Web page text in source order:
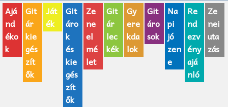
AJÁNDÉK ÖTLETEK
Vicces
GITÁR MÁRKÁK
TOP100 nóta
Ajá
nd
éko
k
Git
ár
kie
gés
zít
ők
Ját
ék
Git
áro
k
és
kie
gés
zít
ők
Ze
ne
el
mé
let
Git
ár
lec
kék
Gy
ere
kda
lok
Git
áro
sok
Na
pi
jó
zen
e
Re
nd
ezv
ény
ajá
nló
Ze
nei
uta
zás